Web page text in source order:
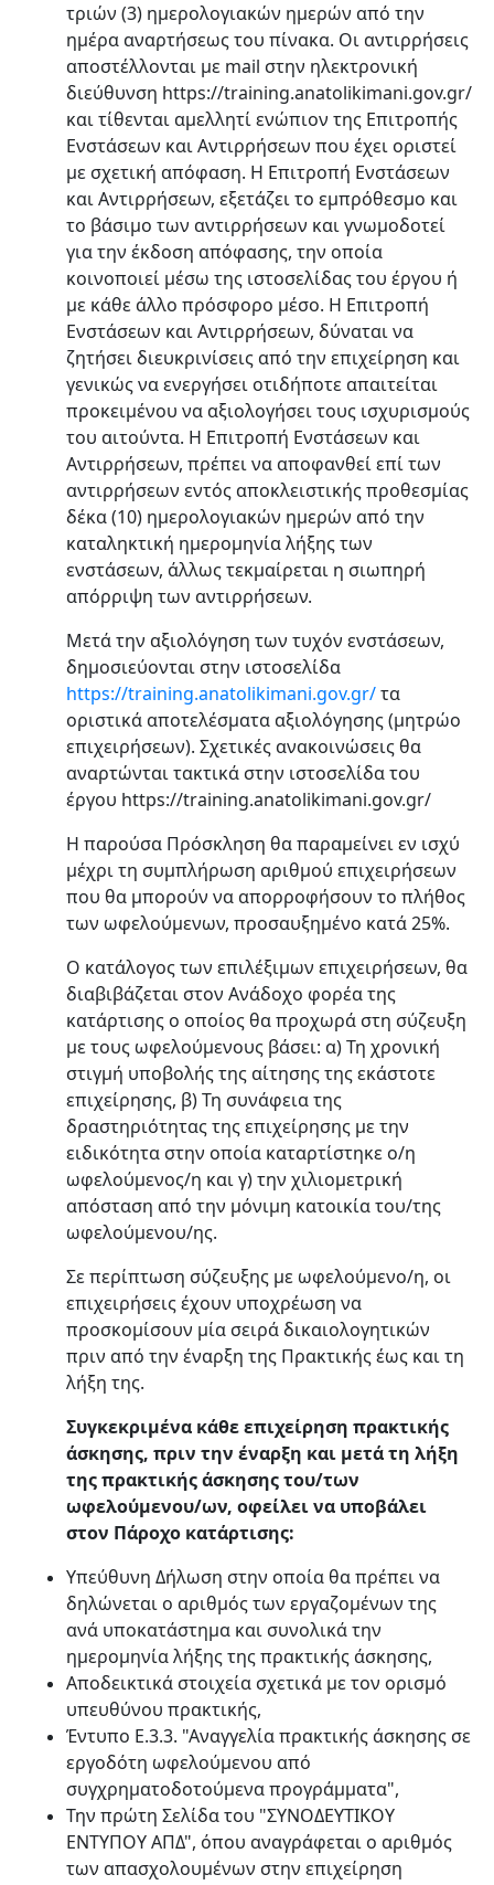
τριών (3) ημερολογιακών ημερών από την
ημέρα αναρτήσεως του πίνακα. Οι αντιρρήσεις
αποστέλλονται με mail στην ηλεκτρονική
διεύθυνση https://training.anatolikimani.gov.gr/
και τίθενται αμελλητί ενώπιον της Επιτροπής
Ενστάσεων και Αντιρρήσεων που έχει οριστεί
με σχετική απόφαση. Η Επιτροπή Ενστάσεων
και Αντιρρήσεων, εξετάζει το εμπρόθεσμο και
το βάσιμο των αντιρρήσεων και γνωμοδοτεί
για την έκδοση απόφασης, την οποία
κοινοποιεί μέσω της ιστοσελίδας του έργου ή
με κάθε άλλο πρόσφορο μέσο. Η Επιτροπή
Ενστάσεων και Αντιρρήσεων, δύναται να
ζητήσει διευκρινίσεις από την επιχείρηση και
γενικώς να ενεργήσει οτιδήποτε απαιτείται
προκειμένου να αξιολογήσει τους ισχυρισμούς
του αιτούντα. Η Επιτροπή Ενστάσεων και
Αντιρρήσεων, πρέπει να αποφανθεί επί των
αντιρρήσεων εντός αποκλειστικής προθεσμίας
δέκα (10) ημερολογιακών ημερών από την
καταληκτική ημερομηνία λήξης των
ενστάσεων, άλλως τεκμαίρεται η σιωπηρή
απόρριψη των αντιρρήσεων.
Μετά την αξιολόγηση των τυχόν ενστάσεων,
δημοσιεύονται στην ιστοσελίδα
https://training.anatolikimani.gov.gr/τα
οριστικά αποτελέσματα αξιολόγησης (μητρώο
επιχειρήσεων). Σχετικές ανακοινώσεις θα
αναρτώνται τακτικά στην ιστοσελίδα του
έργου https://training.anatolikimani.gov.gr/
Η παρούσα Πρόσκληση θα παραμείνει εν ισχύ
μέχρι τη συμπλήρωση αριθμού επιχειρήσεων
που θα μπορούν να απορροφήσουν το πλήθος
των ωφελούμενων, προσαυξημένο κατά 25%.
Ο κατάλογος των επιλέξιμων επιχειρήσεων, θα
διαβιβάζεται στον Ανάδοχο φορέα της
κατάρτισης ο οποίος θα προχωρά στη σύζευξη
με τους ωφελούμενους βάσει: α) Τη χρονική
στιγμή υποβολής της αίτησης της εκάστοτε
επιχείρησης, β) Τη συνάφεια της
δραστηριότητας της επιχείρησης με την
ειδικότητα στην οποία καταρτίστηκε ο/η
ωφελούμενος/η και γ) την χιλιομετρική
απόσταση από την μόνιμη κατοικία του/της
ωφελούμενου/ης.
Σε περίπτωση σύζευξης με ωφελούμενο/η, οι
επιχειρήσεις έχουν υποχρέωση να
προσκομίσουν μία σειρά δικαιολογητικών
πριν από την έναρξη της Πρακτικής έως και τη
λήξη της.
Συγκεκριμένα κάθε επιχείρηση πρακτικής
άσκησης, πριν την έναρξη και μετά τη λήξη
της πρακτικής άσκησης του/των
ωφελούμενου/ων, οφείλει να υποβάλει
στον Πάροχο κατάρτισης:
Υπεύθυνη Δήλωση στην οποία θα πρέπει να
δηλώνεται ο αριθμός των εργαζομένων της
ανά υποκατάστημα και συνολικά την
ημερομηνία λήξης της πρακτικής άσκησης,
Αποδεικτικά στοιχεία σχετικά με τον ορισμό
υπευθύνου πρακτικής,
Έντυπο Ε.3.3. "Αναγγελία πρακτικής άσκησης σε
εργοδότη ωφελούμενου από
συγχρηματοδοτούμενα προγράμματα",
Την πρώτη Σελίδα του "ΣΥΝΟΔΕΥΤΙΚΟΥ
ΕΝΤΥΠΟΥ ΑΠΔ", όπου αναγράφεται ο αριθμός
των απασχολουμένων στην επιχείρηση